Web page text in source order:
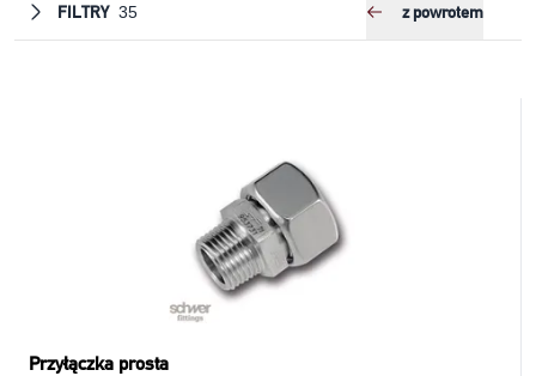
FILTRY 35 z powrotem
Przyłączka prosta